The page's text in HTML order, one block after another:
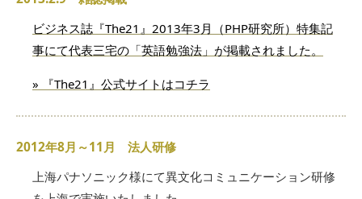
ビジネス誌『The21』2013年3月（PHP研究所）特集記
事にて代表三宅の「英語勉強法」が掲載されました。
» 『The21』公式サイトはコチラ
2012年8月～11月 法人研修
上海パナソニック様にて異文化コミュニケーション研修